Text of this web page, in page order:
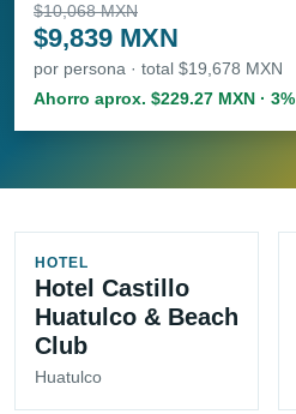
$10,068 MXN
$9,839 MXN
por persona · total $19,678 MXN
Ahorro aprox. $229.27 MXN · 3%
HOTEL
Hotel Castillo
Huatulco & Beach
Club
Huatulco